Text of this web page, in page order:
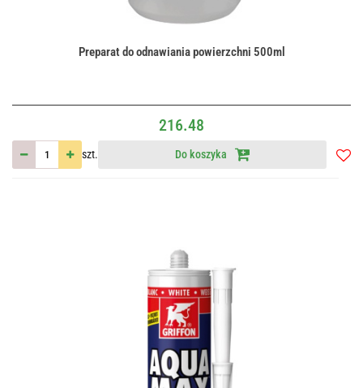
Preparat do odnawiania powierzchni 500ml
216.48
szt. Do koszyka